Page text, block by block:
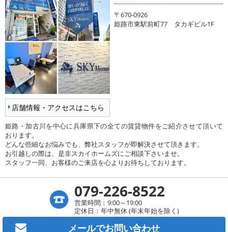
店舗情報・アクセスはこちら
〒670-0926
姫路市東駅前町77 タカギビル1F
姫路・加古川を中心に兵庫県下の全ての賃貸物件をご紹介させて頂いて
おります。
どんな些細なお悩みでも、弊社スタッフが即解決させて頂きます。
お引越しの際は、是非スカイホームズにご相談下さいませ。
スタッフ一同、お客様のご来店を心よりお待ちしております。
079-226-8522
営業時間：9:00～19:00
定休日：年中無休 (年末年始を除く)
メールでお問い合わせ